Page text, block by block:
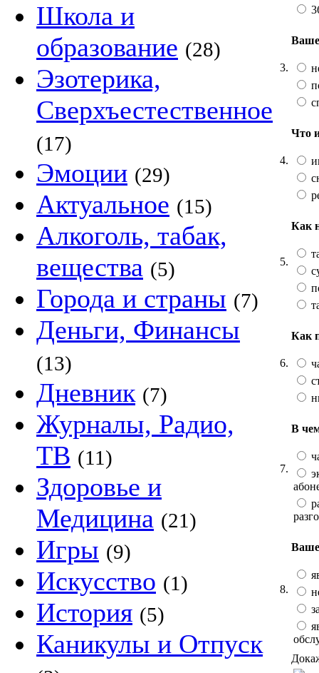
Школа и
образование (28)
Эзотерика,
Сверхъестественное
(17)
Эмоции (29)
Актуальное (15)
Алкоголь, табак,
вещества (5)
Города и страны (7)
Деньги, Финансы
(13)
Дневник (7)
Журналы, Радио,
ТВ (11)
Здоровье и
Медицина (21)
Игры (9)
Искусство (1)
История (5)
Каникулы и Отпуск
3.
4.
Что
5.
Как
6.
Как
7.
В
8.